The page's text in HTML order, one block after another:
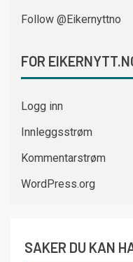
Follow @Eikernyttno
FOR
Logg inn
Innleggsstrøm
Kommentarstrøm
WordPress.org
SAKER DU KAN